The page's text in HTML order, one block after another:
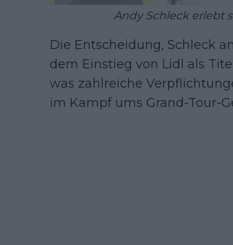
Andy Schleck erlebt
Die Entscheidung, Schleck
dem Einstieg von Lidl als
was zahlreiche
im Kampf ums Grand-Tour-